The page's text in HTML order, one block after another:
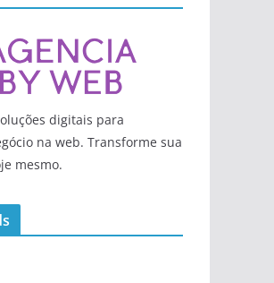
digitais para
na web. Transforme sua
mesmo.